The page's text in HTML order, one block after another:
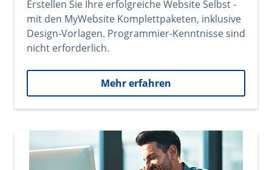
Erstellen Sie Ihre erfolgreiche Website Selbst -
mit den MyWebsite Komplettpaketen, inklusive
Design-Vorlagen. Programmier-Kenntnisse sind
nicht erforderlich.
Mehr erfahren